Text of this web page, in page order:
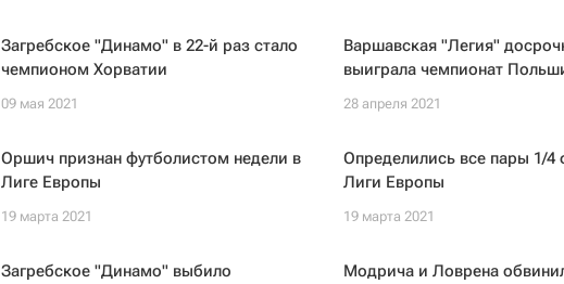
Загребское "Динамо" в 22-й раз стало
чемпионом Хорватии
09 мая 2021
Варшавская "Легия"
выиграла чемпионат
28 апреля 2021
Оршич признан футболистом недели в
Лиге Европы
19 марта 2021
Определились все пары 1/4
Лиги Европы
19 марта 2021
Загребское "Динамо" выбило
Модрича и Ловрена